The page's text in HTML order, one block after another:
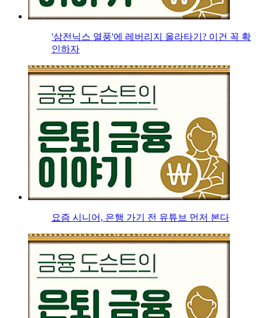
'삼전닉스 열풍'에 레버리지 올라타기? 이건 꼭 확
인하자
요즘 시니어, 은행 가기 전 유튜브 먼저 본다